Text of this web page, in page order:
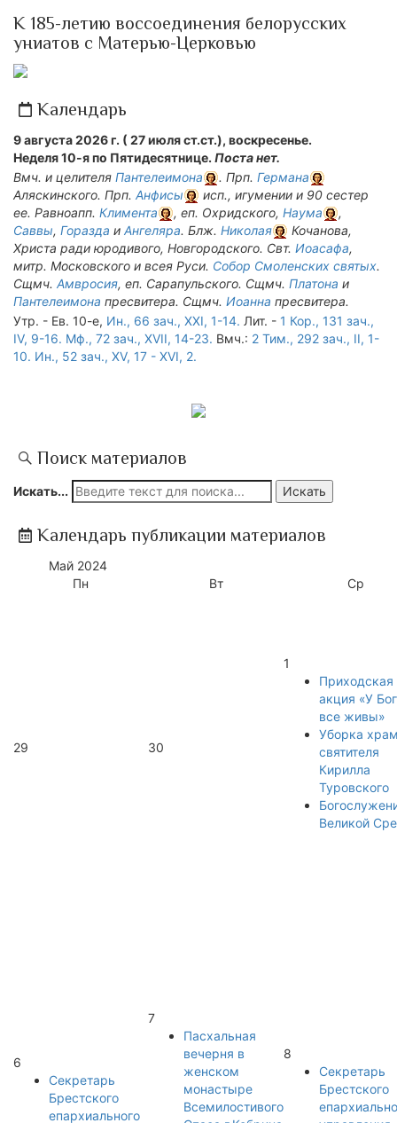
К 185-летию воссоединения белорусских
униатов с Матерью-Церковью
Календарь
9 августа 2026 г. ( 27 июля ст.ст.), воскресенье.
Неделя 10-я по Пятидесятнице. Поста нет.
Вмч. и целителя Пантелеимона . Прп. Германа
Аляскинского. Прп. Анфисы
исп., игумении и 90 сестер
ее. Равноапп. Климента , еп. Охридского, Наума
,
Саввы, Горазда и Ангеляра. Блж. Николая
Кочанова,
Христа ради юродивого, Новгородского. Свт. Иоасафа,
митр. Московского и всея Руси. Собор Смоленских святых.
Сщмч. Амвросия, еп. Сарапульского. Сщмч. Платона и
Пантелеимона пресвитера. Сщмч. Иоанна пресвитера.
Утр. - Ев. 10-е, Ин., 66 зач., XXI, 1-14. Лит. - 1 Кор., 131 зач.,
IV, 9-16. Мф., 72 зач., XVII, 14-23. Вмч.: 2 Тим., 292 зач., II, 1-
10. Ин., 52 зач., XV, 17 - XVI, 2.
Поиск материалов
Искать... Искать
Календарь публикации материалов
Май 2024
Пн
Вт Ср
29 30
1
Приходская
акция «У
все живы»
Уборка
святителя
Кирилла
Туровского
Великой
6
Секретарь
Брестского
епархиального
7
Пасхальная
вечерня в
женском
монастыре
Всемилостивого
8
Секретарь
Брестского